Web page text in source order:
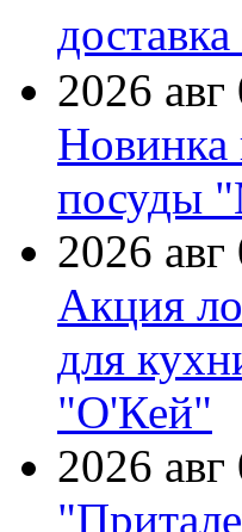
2026 авг
посуды
2026 авг
Акция
для
"О'Кей"
2026 авг